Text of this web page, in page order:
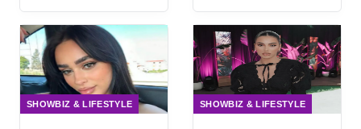
SHOWBIZ & LIFESTYLE SHOWBIZ & LIFESTYLE